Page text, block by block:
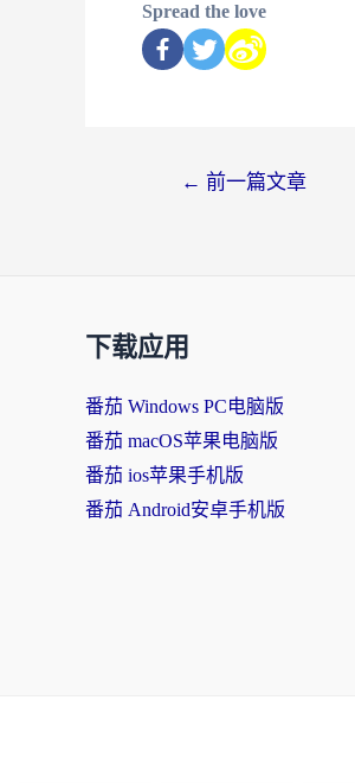
Spread the love
← 前一篇文章
下载应用
番茄 Windows PC电脑版
番茄 macOS苹果电脑版
番茄 ios苹果手机版
番茄 Android安卓手机版